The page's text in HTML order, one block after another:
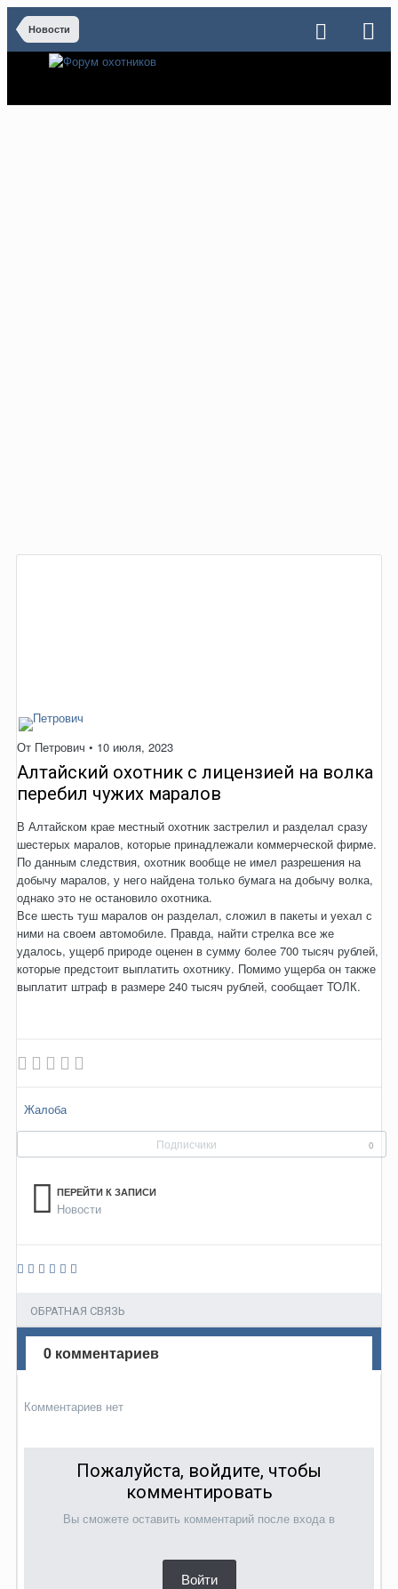
Новости
От Петрович • 10 июля, 2023
Алтайский охотник с лицензией на волка
перебил чужих маралов
В Алтайском крае местный охотник застрелил и разделал сразу
шестерых маралов, которые принадлежали коммерческой фирме.
По данным следствия, охотник вообще не имел разрешения на
добычу маралов, у него найдена только бумага на добычу волка,
однако это не остановило охотника.
Все шесть туш маралов он разделал, сложил в пакеты и уехал с
ними на своем автомобиле. Правда, найти стрелка все же
удалось, ущерб природе оценен в сумму более 700 тысяч рублей,
которые предстоит выплатить охотнику. Помимо ущерба он также
выплатит штраф в размере 240 тысяч рублей, сообщает ТОЛК.
Жалоба
Подписчики 0
ПЕРЕЙТИ К ЗАПИСИ
Новости
ОБРАТНАЯ СВЯЗЬ
0 комментариев
Комментариев нет
Пожалуйста, войдите, чтобы
комментировать
Вы сможете оставить комментарий после входа в
Войти